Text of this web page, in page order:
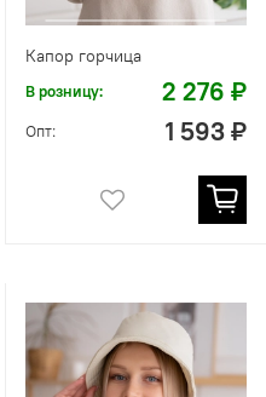
Капор горчица
В розницу: 2 276 ₽
Опт: 1 593 ₽